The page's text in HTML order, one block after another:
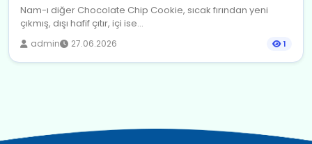
Nam-ı diğer Chocolate Chip Cookie, sıcak fırından yeni
çıkmış, dışı hafif çıtır, içi ise...
admin 27.06.2026 1